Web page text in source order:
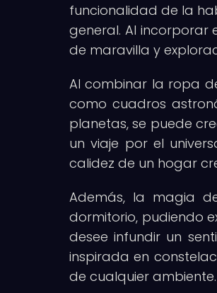
funcionalidad de la
general. Al incorporar
de maravilla y
Al combinar la ropa
como cuadros
planetas, se puede
un viaje por el
calidez de un hogar
Además, la magia
dormitorio, pudiendo
desee infundir un
inspirada en
de cualquier ambiente.